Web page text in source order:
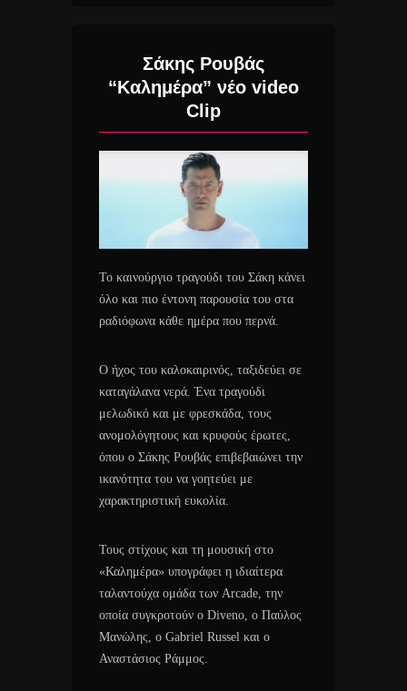
Σάκης Ρουβάς
“Καλημέρα” νέο video
Clip
Το καινούργιο τραγούδι του Σάκη κάνει
όλο και πιο έντονη παρουσία του στα
ραδιόφωνα κάθε ημέρα που περνά.
Ο ήχος του καλοκαιρινός, ταξιδεύει σε
καταγάλανα νερά. Ένα τραγούδι
μελωδικό και με φρεσκάδα, τους
ανομολόγητους και κρυφούς έρωτες,
όπου ο Σάκης Ρουβάς επιβεβαιώνει την
ικανότητα του να γοητεύει με
χαρακτηριστική ευκολία.
Τους στίχους και τη μουσική στο
«Καλημέρα» υπογράφει η ιδιαίτερα
ταλαντούχα ομάδα των Arcade, την
οποία συγκροτούν ο Diveno, ο Παύλος
Μανώλης, ο Gabriel Russel και ο
Αναστάσιος Ράμμος.